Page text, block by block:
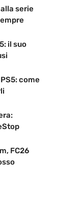
serie
il suo
come
FC26